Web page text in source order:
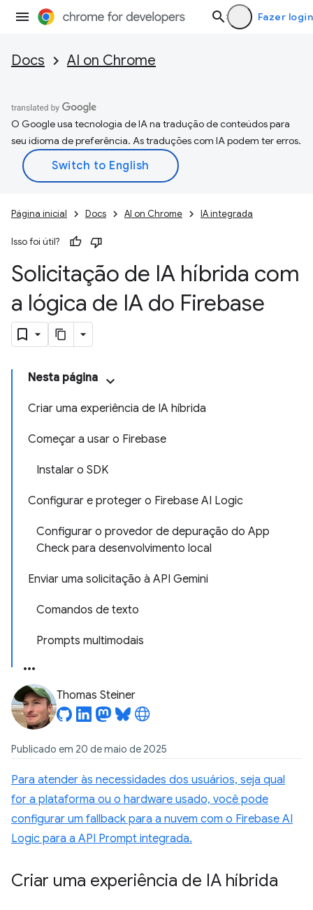
Fazer login
Docs AI on Chrome
O Google usa tecnologia de IA na tradução de conteúdos para
seu idioma de preferência. As traduções com IA podem ter erros.
Página inicial Docs AI on Chrome IA integrada
Isso foi útil?
Solicitação de IA híbrida com
a lógica de IA do Firebase
Nesta página
Criar uma experiência de IA híbrida
Começar a usar o Firebase
Instalar o SDK
Configurar e proteger o Firebase AI Logic
Configurar o provedor de depuração do App
Check para desenvolvimento local
Enviar uma solicitação à API Gemini
Comandos de texto
Prompts multimodais
Thomas Steiner
Publicado em 20 de maio de 2025
Para atender às necessidades dos usuários, seja qual
for a plataforma ou o hardware usado, você pode
configurar um fallback para a nuvem com o Firebase AI
Logic para a API Prompt integrada.
Criar uma experiência de IA híbrida